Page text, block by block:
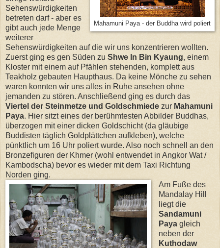
Mahamuni Paya - der Buddha wird poliert
Sehenswürdigkeiten
betreten darf - aber es
gibt auch jede Menge
weiterer
Sehenswürdigkeiten auf die wir uns konzentrieren wollten.
Zuerst ging es gen Süden zu Shwe In Bin Kyaung, einem
Kloster mit einem auf Pfählen stehenden, komplett aus
Teakholz gebauten Haupthaus. Da keine Mönche zu sehen
waren konnten wir uns alles in Ruhe ansehen ohne
jemanden zu stören. Anschließend ging es durch das
Viertel der Steinmetze und Goldschmiede zur Mahamuni
Paya. Hier sitzt eines der berühmtesten Abbilder Buddhas,
überzogen mit einer dicken Goldschicht (da gläubige
Buddisten täglich Goldplättchen aufkleben), welche
pünktlich um 16 Uhr poliert wurde. Also noch schnell an den
Bronzefiguren der Khmer (wohl entwendet in Angkor Wat /
Kambodscha) bevor es wieder mit dem Taxi Richtung
Norden ging.
Am Fuße des
Mandalay Hill
liegt die
Sandamuni
Payagleich
neben der
Kuthodaw